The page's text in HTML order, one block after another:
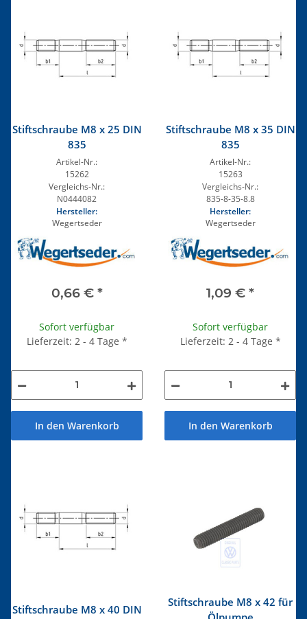
Stiftschraube M8 x 25 DIN
835
Artikel-Nr.:
15262
Vergleichs-Nr.:
N0444082
Hersteller:
Wegertseder
0,66 € *
Sofort verfügbar
Lieferzeit: 2 - 4 Tage *
In den Warenkorb
Stiftschraube M8 x 35 DIN
835
Artikel-Nr.:
15263
Vergleichs-Nr.:
835-8-35-8.8
Hersteller:
Wegertseder
1,09 € *
Sofort verfügbar
Lieferzeit: 2 - 4 Tage *
In den Warenkorb
Stiftschraube M8 x 40 DIN
Stiftschraube M8 x 42 für